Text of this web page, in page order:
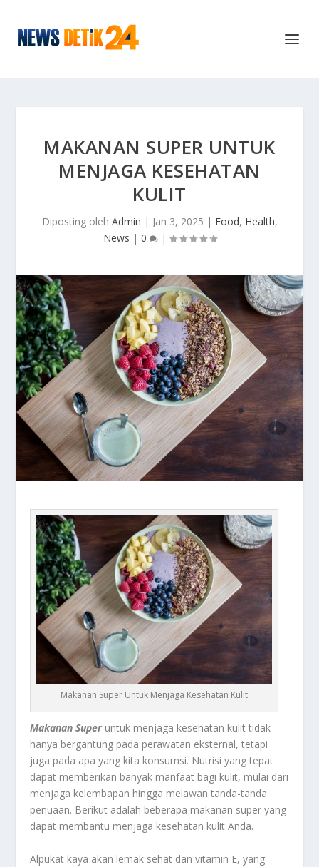
MAKANAN SUPER UNTUK
MENJAGA KESEHATAN
KULIT
Diposting oleh Admin | Jan 3, 2025 | Food, Health,
News | 0 |
Makanan Super Untuk Menjaga Kesehatan Kulit
Makanan Super untuk menjaga kesehatan kulit tidak
hanya bergantung pada perawatan eksternal, tetapi
juga pada apa yang kita konsumsi. Nutrisi yang tepat
dapat memberikan banyak manfaat bagi kulit, mulai dari
menjaga kelembapan hingga melawan tanda-tanda
penuaan. Berikut adalah beberapa makanan super yang
dapat membantu menjaga kesehatan kulit Anda.
Alpukat kaya akan lemak sehat dan vitamin E, yang